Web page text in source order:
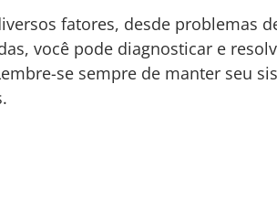
fatores, desde problemas
você pode diagnosticar e
se sempre de manter seu